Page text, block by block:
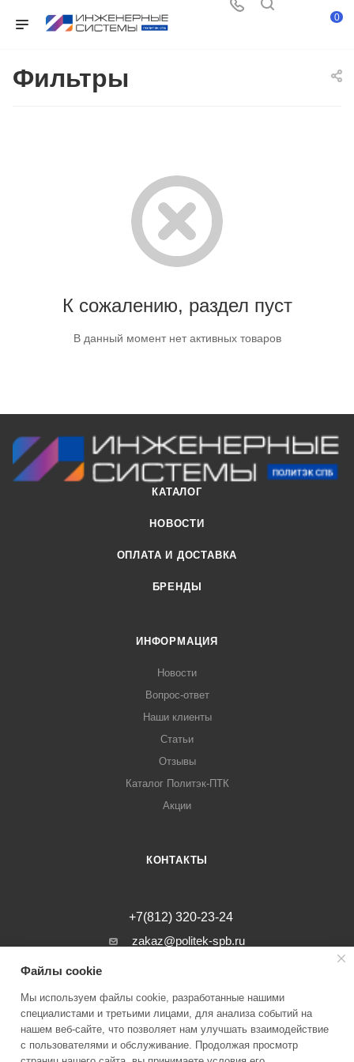
0
Фильтры
К сожалению, раздел пуст
В данный момент нет активных товаров
КАТАЛОГ
НОВОСТИ
ОПЛАТА И ДОСТАВКА
БРЕНДЫ
ИНФОРМАЦИЯ
Новости
Вопрос-ответ
Наши клиенты
Статьи
Отзывы
Каталог Политэк-ПТК
Акции
КОНТАКТЫ
+7(812) 320-23-24
zakaz@politek-spb.ru
г. Санкт-Петербург, Минеральная ул, д.
Файлы cookie
Мы используем файлы cookie, разработанные нашими
специалистами и третьими лицами, для анализа событий на
нашем веб-сайте, что позволяет нам улучшать взаимодействие
с пользователями и обслуживание. Продолжая просмотр